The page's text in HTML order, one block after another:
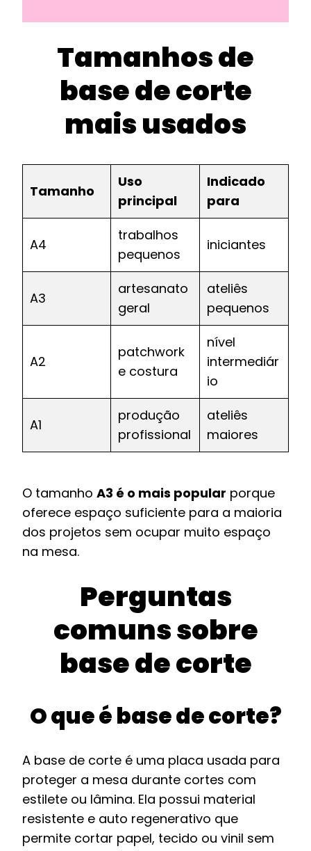
Tamanhos de
base de corte
mais usados
Tamanho
Uso
principal
Indicado
para
A4
trabalhos
pequenos
iniciantes
A3
artesanato
geral
ateliês
pequenos
A2
patchwork
e costura
nível
intermediár
io
A1
produção
profissional
ateliês
maiores
O tamanho A3 é o mais popular porque
oferece espaço suficiente para a maioria
dos projetos sem ocupar muito espaço
na mesa.
Perguntas
comuns sobre
base de corte
O que é base de corte?
A base de corte é uma placa usada para
proteger a mesa durante cortes com
estilete ou lâmina. Ela possui material
resistente e auto regenerativo que
permite cortar papel, tecido ou vinil sem